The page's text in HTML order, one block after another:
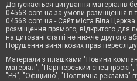
Допускається цитування матеріалів
04563.com.ua за умови розміщення в
04563.com.ua - Сайт міста Біла
розміщення прямого, відкритого для
на цитовані статті не нижче другого
Порушення виняткових прав
Матеріали з плашками "Новини
матеріал", "Партнерський спецпроєкт",
"PR", "Офіційно", "Політична реклама"